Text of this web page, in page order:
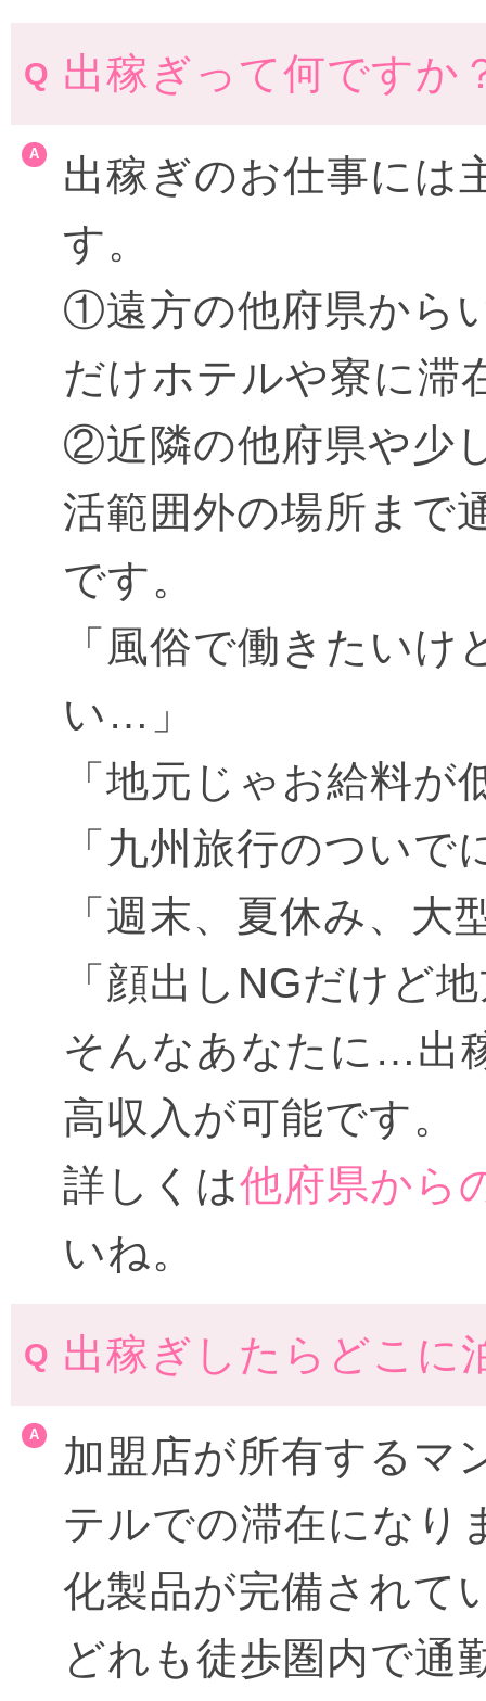
出稼ぎって何ですか
出稼ぎのお仕事には
す。
①遠方の他府県から
だけホテルや寮に滞
②近隣の他府県や少
活範囲外の場所まで
です。
「風俗で働きたい
い…」
「地元じゃお給料
「九州旅行のつい
「週末、夏休み、
「顔出しNGだけど
そんなあなたに…出
高収入が可能です。
詳しくは他府県から
いね。
出稼ぎしたらどこに
加盟店が所有するマ
テルでの滞在になり
化製品が完備されて
どれも徒歩圏内で通